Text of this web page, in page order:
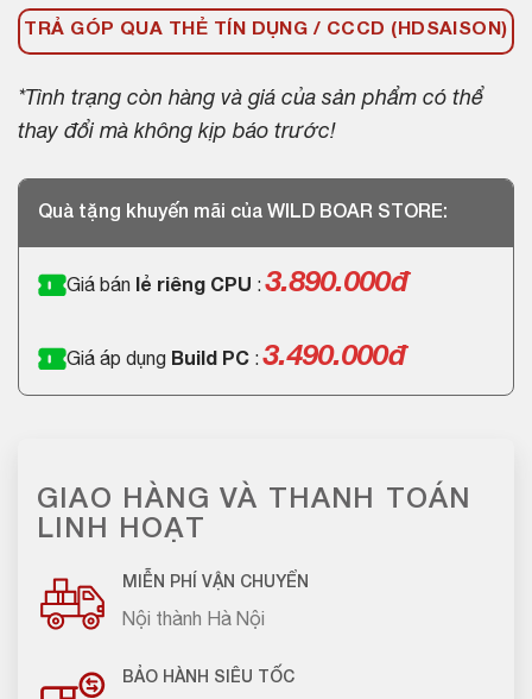
TRẢ GÓP QUA THẺ TÍN DỤNG / CCCD (HDSAISON)
*Tình trạng còn hàng và giá của sản phẩm có thể
thay đổi mà không kịp báo trước!
Quà tặng khuyến mãi của WILD BOAR STORE:
Giá bán lẻ riêng CPU : 3.890.000đ
Giá áp dụng Build PC : 3.490.000đ
GIAO HÀNG VÀ THANH TOÁN
LINH HOẠT
MIỄN PHÍ VẬN CHUYỂN
Nội thành Hà Nội
BẢO HÀNH SIÊU TỐC